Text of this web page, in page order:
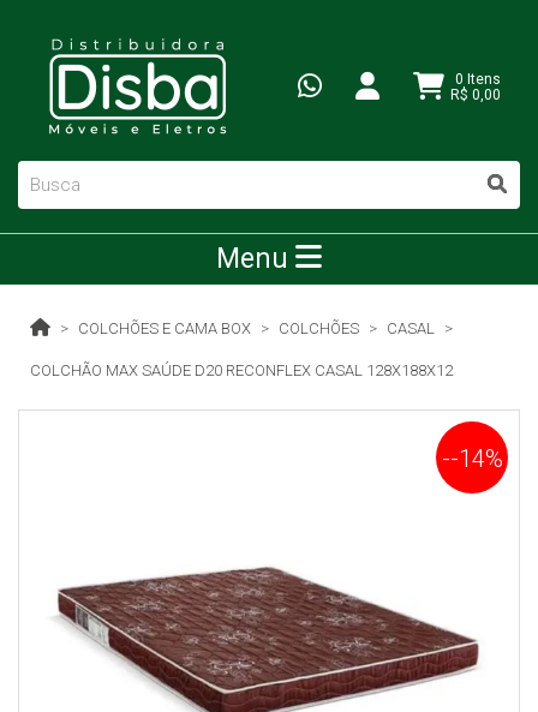
0 Itens
R$ 0,00
Menu
COLCHÕES E CAMA BOX COLCHÕES CASAL
COLCHÃO MAX SAÚDE D20 RECONFLEX CASAL 128X188X12
--14%